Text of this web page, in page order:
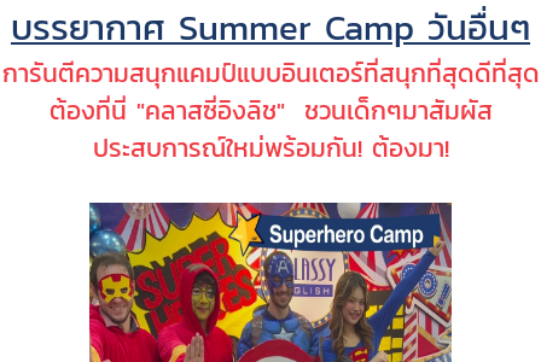
บรรยากาศ Summer Camp วันอื่นๆ
การันตีความสนุกแคมป์แบบอินเตอร์ที่สนุกที่สุดดีที่สุด
ต้องที่นี่ "คลาสซี่อิงลิช" ชวนเด็กๆมาสัมผัส
ประสบการณ์ใหม่พร้อมกัน! ต้องมา!